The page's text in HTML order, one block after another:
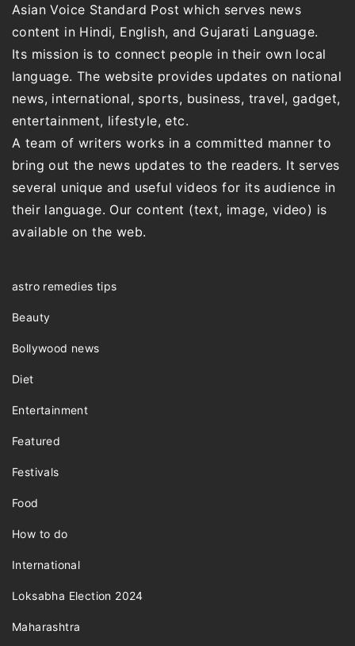
Asian Voice Standard Post which serves news
content in Hindi, English, and Gujarati Language.
Its mission is to connect people in their own local
language. The website provides updates on national
news, international, sports, business, travel, gadget,
entertainment, lifestyle, etc.
A team of writers works in a committed manner to
bring out the news updates to the readers. It serves
several unique and useful videos for its audience in
their language. Our content (text, image, video) is
available on the web.
astro remedies tips
Beauty
Bollywood news
Diet
Entertainment
Featured
Festivals
Food
How to do
International
Loksabha Election 2024
Maharashtra